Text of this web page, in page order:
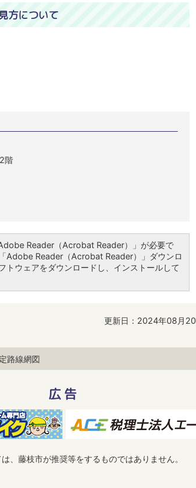
方について
階
Reader（Acrobat Reader）」が必要で
Adobe Reader（Acrobat Reader）」ダウンロ
トウェアをダウンロードし、インストールして
更新日：2024年08月
路線網図
広告
、藤枝市が推奨等をするものではありません。